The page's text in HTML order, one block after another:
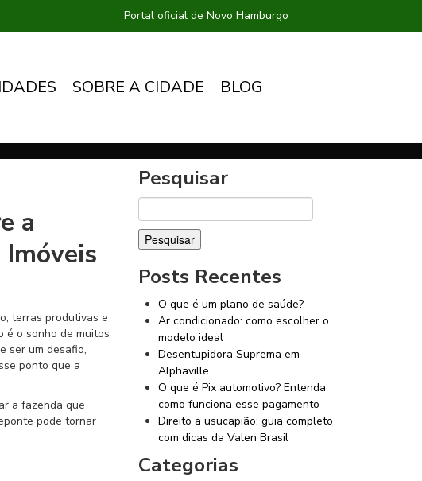
Portal oficial de Novo Hamburgo
SOBRE A CIDADE BLOG
a
terras produtivas e
é o sonho de muitos
ser um desafio,
ponto que a
a fazenda que
pode tornar
Pesquisar
Pesquisar
por:
Posts Recentes
O que é um plano de saúde?
Ar condicionado: como escolher o
modelo ideal
Desentupidora Suprema em
Alphaville
O que é Pix automotivo? Entenda
como funciona esse pagamento
Direito a usucapião: guia completo
com dicas da Valen Brasil
Categorias